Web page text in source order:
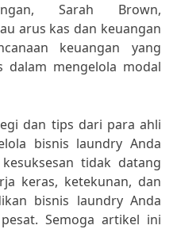
Sarah Brown,
arus kas dan keuangan
keuangan yang
mengelola modal
dan tips dari para ahli
bisnis laundry Anda
tidak datang
keras, ketekunan, dan
bisnis laundry Anda
Semoga artikel ini